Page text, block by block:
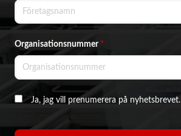
Organisationsnummer *
Ja, jag vill prenumerera på nyhetsbrevet.